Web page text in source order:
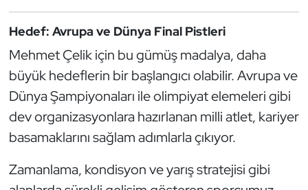
Hedef: Avrupa ve Dünya Final Pistleri
Mehmet Çelik için bu gümüş madalya, daha
büyük hedeflerin bir başlangıcı olabilir. Avrupa ve
Dünya Şampiyonaları ile olimpiyat elemeleri gibi
dev organizasyonlara hazırlanan milli atlet, kariyer
basamaklarını sağlam adımlarla çıkıyor.
Zamanlama, kondisyon ve yarış stratejisi gibi
Satranç
Su Topu
Sualtı Sporları
Tekvando
Tenis